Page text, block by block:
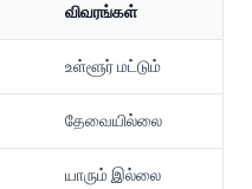
விவரங்கள்
உள்ளூர் மட்டும்
தேவையில்லை
யாரும் இல்லை